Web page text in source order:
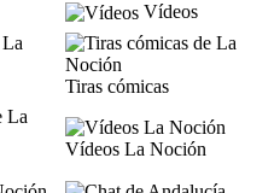
Vídeos
Tiras cómicas
Vídeos La Noción